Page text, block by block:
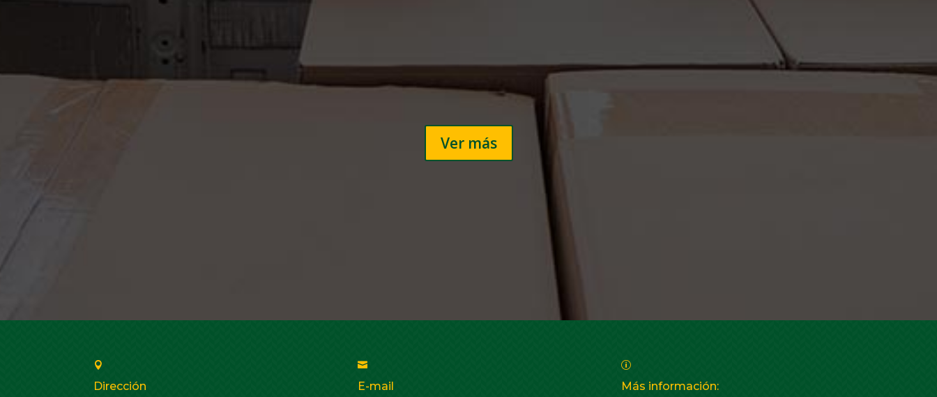
Ver más

Dirección

E-mail
p
Más información: